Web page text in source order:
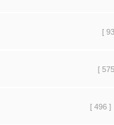
[ 496 ]